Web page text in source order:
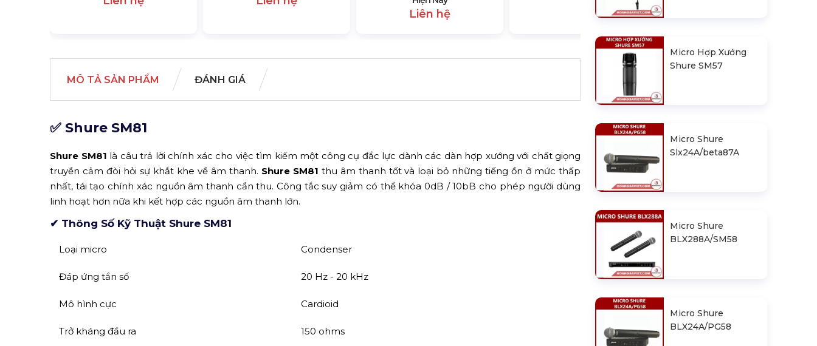
Liên hệ
MÔ TẢ SẢN PHẨM ĐÁNH GIÁ
✅ Shure SM81
Shure SM81 là câu trả lời chính xác cho việc tìm kiếm một công cụ đắc lực dành các dàn hợp xướng với chất giọng
truyền cảm đòi hỏi sự khắt khe về âm thanh. Shure SM81 thu âm thanh tốt và loại bỏ những tiếng ồn ở mức thấp
nhất, tái tạo chính xác nguồn âm thanh cần thu. Công tắc suy giảm có thể khóa 0dB / 10bB cho phép người dùng
linh hoạt hơn nữa khi kết hợp các nguồn âm thanh lớn.
✔ Thông Số Kỹ Thuật Shure SM81
Loại micro Condenser
Đáp ứng tần số 20 Hz - 20 kHz
Mô hình cực Cardioid
Trở kháng đầu ra 150 ohms
Micro Hợp Xướng
Shure SM57
Micro Shure
Slx24A/beta87A
Micro Shure
BLX288A/SM58
Micro Shure
BLX24A/PG58